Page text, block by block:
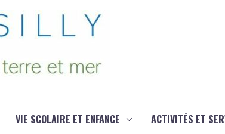
VIE SCOLAIRE ET ENFANCE ACTIVITÉS ET